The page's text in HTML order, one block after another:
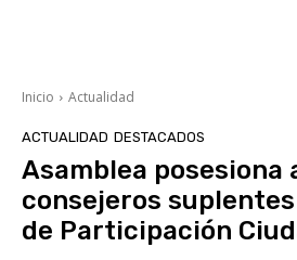
Inicio Actualidad
ACTUALIDAD DESTACADOS
Asamblea posesiona
consejeros
de Participación